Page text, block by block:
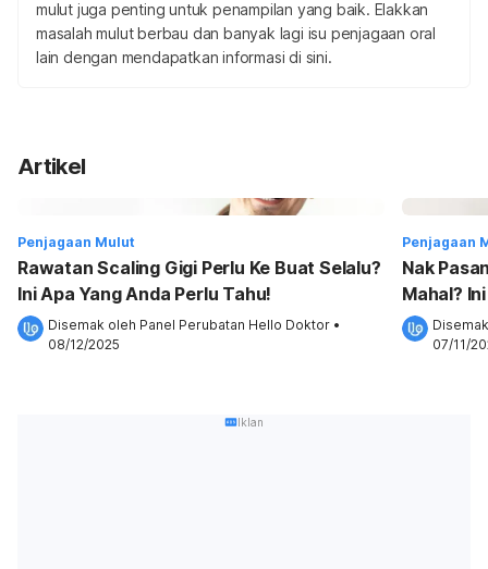
mulut juga penting untuk penampilan yang baik. Elakkan
masalah mulut berbau dan banyak lagi isu penjagaan oral
lain dengan mendapatkan informasi di sini.
Artikel
Penjagaan Mulut
Rawatan Scaling Gigi Perlu Ke Buat Selalu?
Ini Apa Yang Anda Perlu Tahu!
Disemak oleh Panel Perubatan Hello Doktor •
08/12/2025
Penjagaan
Nak
Mahal?
Tahu!
07/11/
Iklan